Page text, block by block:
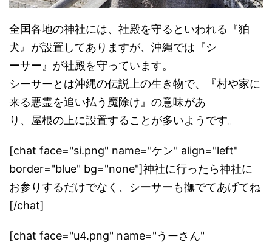
全国各地の神社には、社殿を守るといわれる『狛
犬』が設置してありますが、沖縄では『シ
ーサー』が社殿を守っています。
シーサーとは沖縄の伝説上の生き物で、『村や家に
来る悪霊を追い払う魔除け』の意味があ
り、屋根の上に設置することが多いようです。
[chat face="si.png" name="ケン" align="left"
border="blue" bg="none"]神社に行ったら神社に
お参りするだけでなく、シーサーも撫でてあげてね
[/chat]
[chat face="u4.png" name="うーさん"